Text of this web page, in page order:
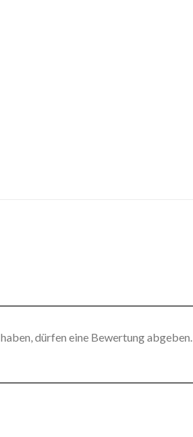
dürfen eine Bewertung abgeben.